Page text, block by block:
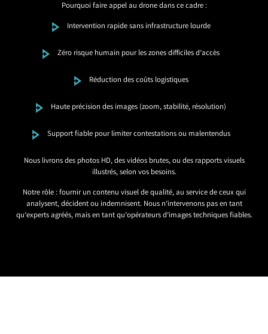
Pourquoi faire appel au drone dans ce cadre :
Intervention rapide sans infrastructure lourde
Zéro risque humain pour les zones difficiles d’accès
Réduction des coûts logistiques
Haute précision des images (zoom, stabilité, résolution)
Support fiable pour limiter contestations ou malentendus
Nous livrons des photos HD, des vidéos brutes, ou des rapports visuels
illustrés, selon vos besoins.
Notre rôle : fournir un contenu visuel de qualité, au service de ceux qui
analysent, décident ou indemnisent. Nous n’intervenons pas en tant
qu’experts agréés, mais en tant qu’opérateurs d’images techniques fiables.